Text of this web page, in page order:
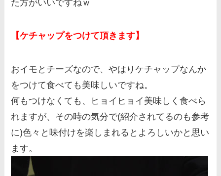
た方がいいですねｗ
【ケチャップをつけて頂きます】
おイモとチーズなので、やはりケチャップなんか
をつけて食べても美味しいですね。
何もつけなくても、ヒョイヒョイ美味しく食べら
れますが、その時の気分で(紹介されてるのも参考
に)色々と味付けを楽しまれるとよろしいかと思い
ます。